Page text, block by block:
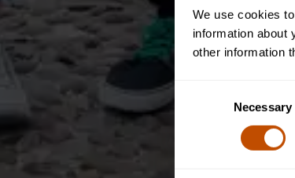
We use cookies
information about
other information
Necessary